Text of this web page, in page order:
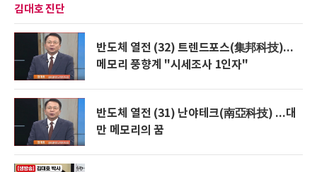
김대호 진단
반도체 열전 (32) 트렌드포스(集邦科技)...
메모리 풍향계 "시세조사 1인자"
반도체 열전 (31) 난야테크(南亞科技) ...대
만 메모리의 꿈